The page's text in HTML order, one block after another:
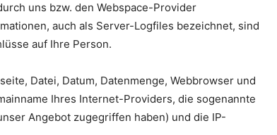
uns bzw. den Webspace-Provider
auch als Server-Logfiles bezeichnet, sind
auf Ihre Person.
Datei, Datum, Datenmenge, Webbrowser und
Ihres Internet-Providers, die sogenannte
Angebot zugegriffen haben) und die IP-